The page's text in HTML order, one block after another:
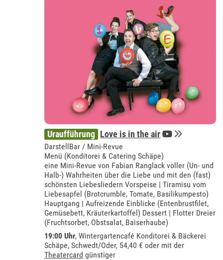
Uraufführung Love is in the air
DarstellBar / Mini-Revue
Menü (Konditorei & Catering Schäpe)
eine Mini-Revue von Fabian Ranglack voller (Un- und
Halb-) Wahrheiten über die Liebe und mit den (fast)
schönsten Liebesliedern Vorspeise | Tiramisu vom
Liebesapfel (Brotcrumble, Tomate, Basilikumpesto)
Hauptgang | Aufreizende Einblicke (Entenbrustfilet,
Gemüsebett, Kräuterkartoffel) Dessert | Flotter Dreier
(Fruchtsorbet, Obstsalat, Baiserhaube)
19:00 Uhr,Wintergartencafé Konditorei & Bäckerei
Schäpe, Schwedt/Oder, 54,40 € oder mit der
Theatercard günstiger